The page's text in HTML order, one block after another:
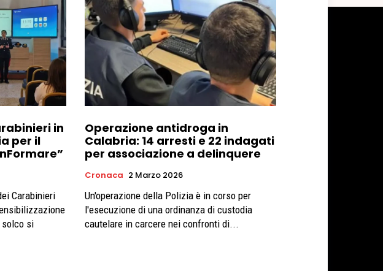
in
per il
Carabinieri
solco si
Operazione antidroga in
Calabria: 14 arresti e 22 indagati
per associazione a delinquere
Cronaca 2 Marzo 2026
Un'operazione della Polizia è in corso per
l'esecuzione di una ordinanza di custodia
cautelare in carcere nei confronti di...